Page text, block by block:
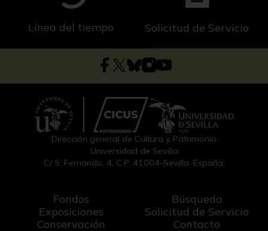
Línea del tiempo Solicitud de Servicio
Dirección general de Cultura y Patrimonio
Universidad de Sevilla
C/ S. Fernando, 4, C.P. 41004-Sevilla, España.
Fondos
Exposiciones
Conservación
Búsqueda
Solicitud de Servicio
Contacto